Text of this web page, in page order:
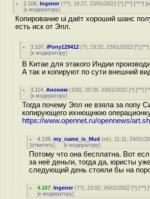
2.106 ,Ingener(??), 19:27, 23/01/2022 [^] [^^] [^^^] [
[к модератору]
Копирование ui даёт хороший шанс
есть иск от Эпл.
3.107 ,iPony129412 (?), 19:32, 23/01/2022 [^] [^^]
[к модератору]
В Китае для этакого Индии
А так и копируют по сути внешний
3.114 ,Аноним (100), 20:39, 23/01/2022 [^] [^^] [
[к модератору]
Тогда почему Эпл не взяла за попу
копирующего ихнющнюю
https://www.opennet.ru/opennews/
4.139 ,my_name_is_Mud (ok), 11:11, 24/01/
[ответить] [к модератору]
Потому что она бесплатна. Вот
за неё деньги, тогда да, юристы
следующий день стояли бы на
4.167 ,Ingener(??), 23:02, 26/01/2022 [^] [^^] [
[к модератору]